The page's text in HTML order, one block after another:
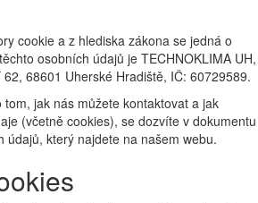
cookie a z hlediska zákona se jedná o
osobních údajů je TECHNOKLIMA UH,
68601 Uherské Hradiště, IČ: 60729589.
jak nás můžete kontaktovat a jak
(včetně cookies), se dozvíte v dokumentu
údajů, který najdete na našem webu.